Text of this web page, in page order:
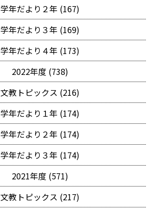
学年だより２年 (167)
学年だより３年 (169)
学年だより４年 (173)
2022年度 (738)
文教トピックス (216)
学年だより１年 (174)
学年だより２年 (174)
学年だより３年 (174)
2021年度 (571)
文教トピックス (217)